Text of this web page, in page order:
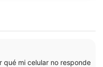
qué mi celular no responde